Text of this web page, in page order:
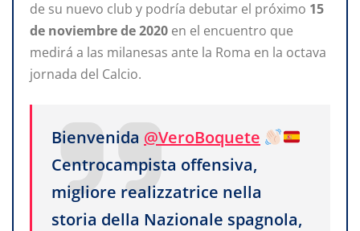
de su nuevo club y podría debutar el próximo 15
de noviembre de 2020 en el encuentro que
medirá a las milanesas ante la Roma en la octava
jornada del Calcio.
Bienvenida @VeroBoquete
Centrocampista offensiva,
migliore realizzatrice nella
storia della Nazionale spagnola,